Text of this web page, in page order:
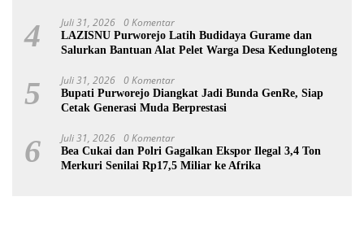
4 Juli 31, 2026 0 Komentar
LAZISNU Purworejo Latih Budidaya Gurame dan
Salurkan Bantuan Alat Pelet Warga Desa Kedungloteng
5 Juli 31, 2026 0 Komentar
Bupati Purworejo Diangkat Jadi Bunda GenRe, Siap
Cetak Generasi Muda Berprestasi
6 Juli 31, 2026 0 Komentar
Bea Cukai dan Polri Gagalkan Ekspor Ilegal 3,4 Ton
Merkuri Senilai Rp17,5 Miliar ke Afrika